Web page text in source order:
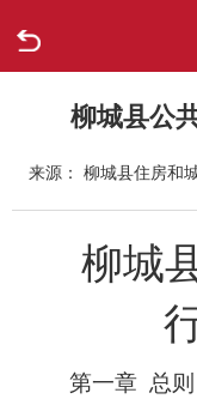
走进柳城
新闻中心
政府信息公开
互动回应
柳城县公
来源： 柳城县住房和
柳城
第一章 总则